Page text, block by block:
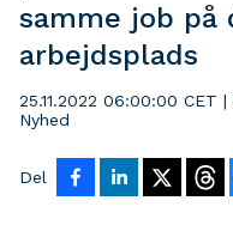
samme job på
arbejdsplads
25.11.2022 06:00:00 CET |
Nyhed
Del